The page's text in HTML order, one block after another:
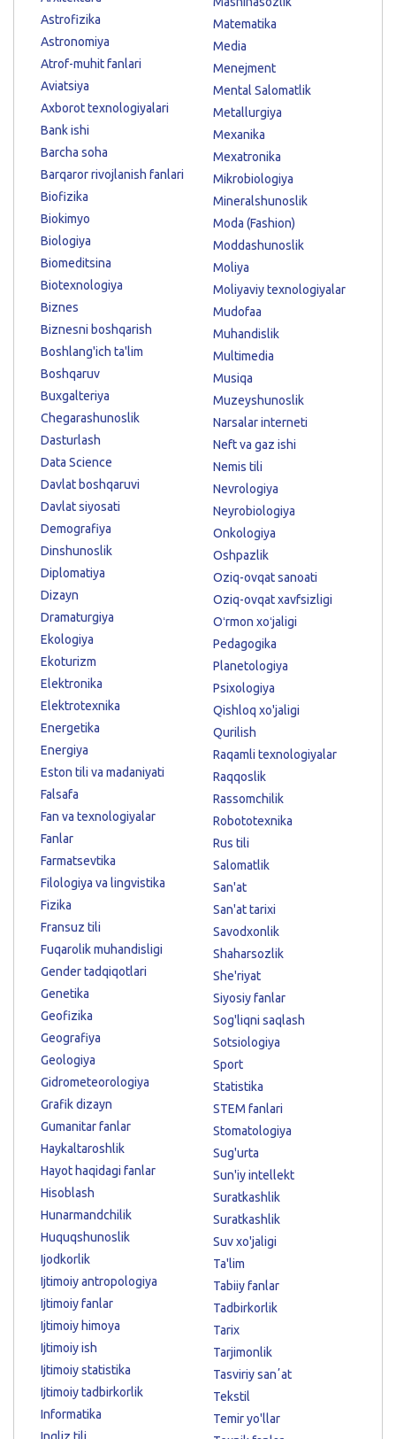
Astrofizika
Astronomiya
Atrof-muhit fanlari
Aviatsiya
Axborot texnologiyalari
Bank ishi
Barcha soha
Barqaror rivojlanish fanlari
Biofizika
Biokimyo
Biologiya
Biomeditsina
Biotexnologiya
Biznes
Biznesni boshqarish
Boshlang'ich ta'lim
Boshqaruv
Buxgalteriya
Chegarashunoslik
Dasturlash
Data Science
Davlat boshqaruvi
Davlat siyosati
Demografiya
Dinshunoslik
Diplomatiya
Dizayn
Dramaturgiya
Ekologiya
Ekoturizm
Elektronika
Elektrotexnika
Energetika
Energiya
Eston tili va madaniyati
Falsafa
Fan va texnologiyalar
Fanlar
Farmatsevtika
Filologiya va lingvistika
Fizika
Fransuz tili
Fuqarolik muhandisligi
Gender tadqiqotlari
Genetika
Geofizika
Geografiya
Geologiya
Gidrometeorologiya
Grafik dizayn
Gumanitar fanlar
Haykaltaroshlik
Hayot haqidagi fanlar
Hisoblash
Hunarmandchilik
Huquqshunoslik
Ijodkorlik
Ijtimoiy antropologiya
Ijtimoiy fanlar
Ijtimoiy himoya
Ijtimoiy ish
Ijtimoiy statistika
Ijtimoiy tadbirkorlik
Informatika
Matematika
Media
Menejment
Mental Salomatlik
Metallurgiya
Mexanika
Mexatronika
Mikrobiologiya
Mineralshunoslik
Moda (Fashion)
Moddashunoslik
Moliya
Moliyaviy texnologiyalar
Mudofaa
Muhandislik
Multimedia
Musiqa
Muzeyshunoslik
Narsalar interneti
Neft va gaz ishi
Nemis tili
Nevrologiya
Neyrobiologiya
Onkologiya
Oshpazlik
Oziq-ovqat sanoati
Oziq-ovqat xavfsizligi
Oʻrmon xoʻjaligi
Pedagogika
Planetologiya
Psixologiya
Qishloq xo'jaligi
Qurilish
Raqamli texnologiyalar
Raqqoslik
Rassomchilik
Robototexnika
Rus tili
Salomatlik
San'at
San'at tarixi
Savodxonlik
Shaharsozlik
She'riyat
Siyosiy fanlar
Sog'liqni saqlash
Sotsiologiya
Sport
Statistika
STEM fanlari
Stomatologiya
Sug'urta
Sun'iy intellekt
Suratkashlik
Suratkashlik
Suv xo'jaligi
Ta'lim
Tabiiy fanlar
Tadbirkorlik
Tarix
Tarjimonlik
Tasviriy sanʼat
Tekstil
Temir yo'llar